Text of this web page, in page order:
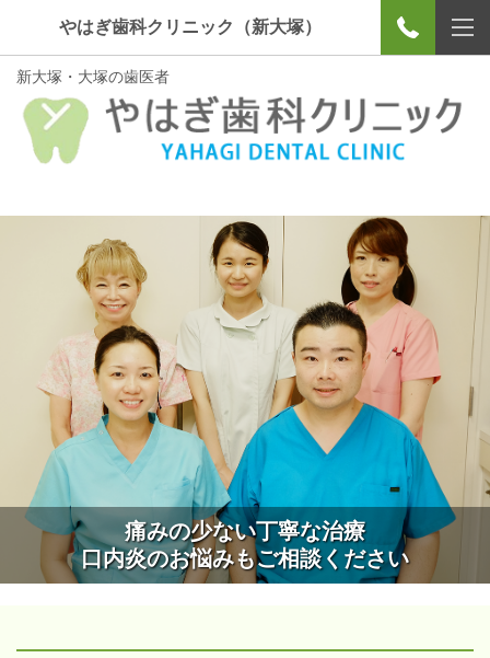
やはぎ歯科クリニック（新大塚）
新大塚・大塚の歯医者
痛みの少ない丁寧な治療
口内炎のお悩みもご相談ください